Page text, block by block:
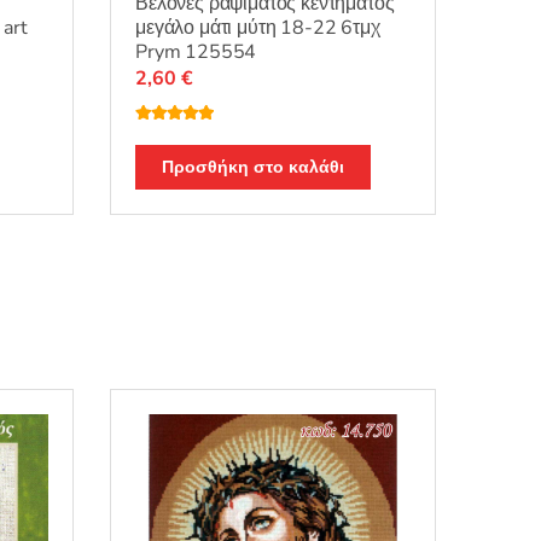
art
μεγάλο μάτι μύτη 18-22 6τμχ
Prym 125554
θηκε με5.00
από 5
2,60 €
Προσθήκη στο καλάθι